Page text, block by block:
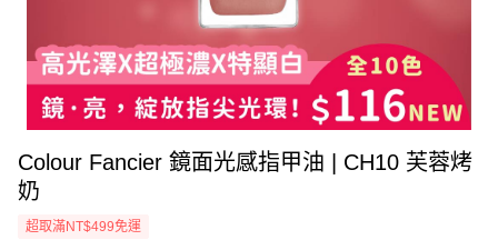
Colour Fancier 鏡面光感指甲油 | CH10 芙蓉烤
奶
超取滿NT$499免運